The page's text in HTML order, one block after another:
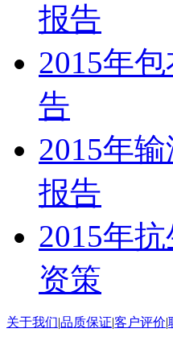
报告
2015年
告
2015年
报告
2015年
资策
关于我们|品质保证|客户评价|